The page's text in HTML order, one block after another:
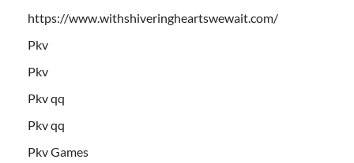
https://www.withshiveringheartswewait.com/
Pkv
Pkv
Pkv qq
Pkv qq
Pkv Games